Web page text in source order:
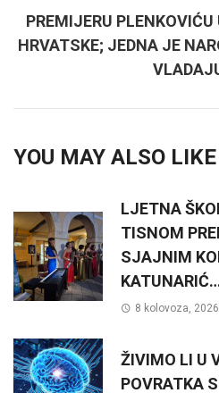
PREMIJERU
HRVATSKE; JEDNA JE
YOU MAY ALSO LIKE
LJETNA
TISNOM
SJAJNIM
8 kolovoza, 2026
ŽIVIMO LI U
POVRATKA